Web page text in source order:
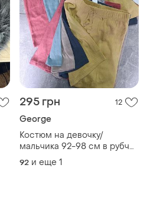
295 грн 12
George
Костюм на девочку/
мальчика 92-98 см в рубчик
шорты и футболка от
george
92 и еще 1